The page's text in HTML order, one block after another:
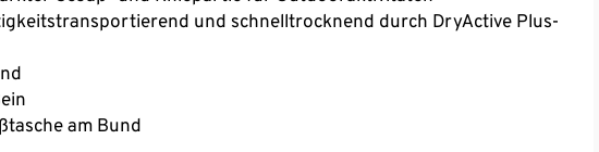
und schnelltrocknend durch DryActive Plus-
am Bund